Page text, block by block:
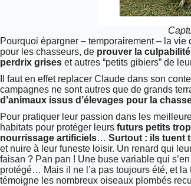
Pourquoi épargner – temporairement – la vie
pour les chasseurs, de prouver la
perdrix grises et autres “petits gibiers” de
Il faut en effet replacer Claude dans son
campagnes ne sont autres que de grands
d’animaux issus d’élevages pour la
Pour pratiquer leur passion dans les
habitats pour protéger leurs futurs petits
nourrissage artificiels… Surtout : ils tuent
et nuire à leur funeste loisir. Un renard qui
faisan ? Pan pan ! Une buse variable qui
protégé… Mais il ne l’a pas toujours été, et
témoigne les nombreux oiseaux plombés